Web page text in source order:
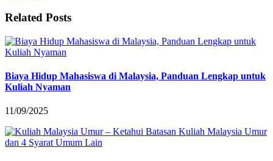
Related Posts
Biaya Hidup Mahasiswa di Malaysia, Panduan Lengkap untuk
Kuliah Nyaman
11/09/2025